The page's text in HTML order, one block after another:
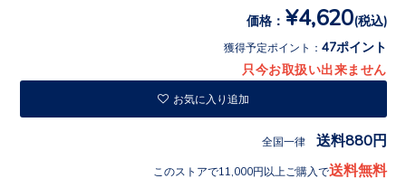
価格： ¥4,620(税込)
獲得予定ポイント： 47ポイント
只今お取扱い出来ません
お気に入り追加
全国一律 送料880円
このストアで11,000円以上ご購入で送料無料